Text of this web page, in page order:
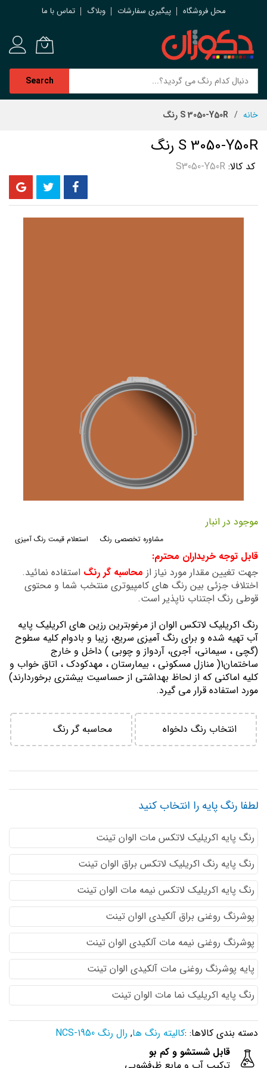
محل فروشگاه پیگیری سفارشات وبلاگ تماس با ما
Search
خانه S 3050-Y50R رنگ
S 3050-Y50R رنگ
کد کالا S3050-Y50R
ابتدای
گالری
موجود در انبار
استعلام قیمت رنگ آمیزی مشاوره تخصصی رنگ
قابل توجه خریداران محترم:
جهت تغیین مقدار مورد نیاز از محاسبه گر رنگ استفاده نمائید.
اختلاف جزئی بین رنگ های کامپیوتری منتخب شما و محتوی
قوطی رنگ اجتناب ناپذیر است.
رنگ اكريليك لاتكس الوان از مرغوبترين رزين هاي اكريليك پايه
آب تهيه شده و برای رنگ آمیزی سریع، زیبا و بادوام کلیه سطوح
(گچی ، سیمانی، آجری، آردواز و چوبی ) داخل و خارج
ساختمان1( منازل مسكوني ، بيمارستان ، مهدكودك ، اتاق خواب و
كليه اماكني كه از لحاظ بهداشتي از حساسيت بيشتري برخوردارند)
مورد استفاده قرار می گیرد.
انتخاب رنگ دلخواه محاسبه گر رنگ
لطفا رنگ پایه را انتخاب کنید
رنگ پایه اكريليك لاتكس مات الوان تینت
رنگ پایه رنگ اكريليك لاتكس براق الوان تینت
رنگ پایه اكريليك لاتكس نيمه مات الوان تینت
پوشرنگ روغنی براق آلکیدی الوان تینت
پوشرنگ روغنی نیمه مات آلکیدی الوان تینت
پایه پوشرنگ روغنی مات آلکیدی الوان تینت
رنگ پایه اکریلیک نما مات الوان تینت
دسته بندی کالاها: :کالیته رنگ ها, رال رنگ NCS-1950
قابل شستشو و کم بو